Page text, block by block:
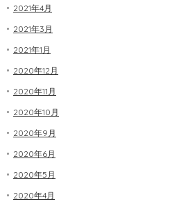
2021年4月
2021年3月
2021年1月
2020年12月
2020年11月
2020年10月
2020年9月
2020年6月
2020年5月
2020年4月